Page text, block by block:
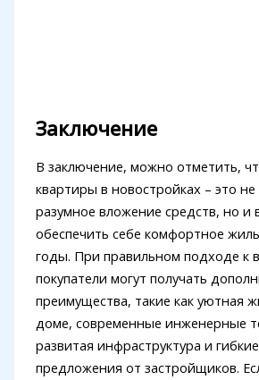
Заключение
В заключение, можно отметить,
квартиры в новостройках – это не
разумное вложение средств, но и
обеспечить себе комфортное
годы. При правильном подходе к
покупатели могут получать
преимущества, такие как уютная
доме, современные инженерные
развитая инфраструктура и
предложения от застройщиков.